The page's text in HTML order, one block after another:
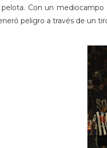
pelota. Con un
peligro a través de un